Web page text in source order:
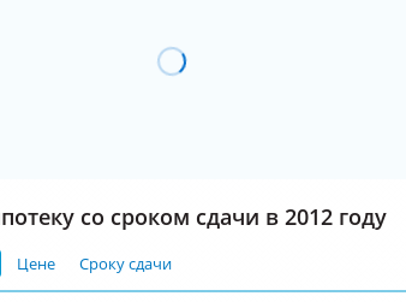
со сроком сдачи в 2012 году
Цене Сроку сдачи